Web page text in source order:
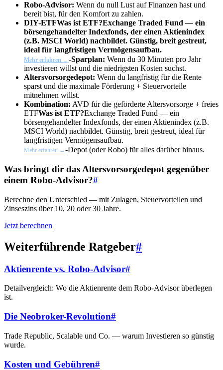
Robo-Advisor: Wenn du null Lust auf Finanzen hast und
bereit bist, für den Komfort zu zahlen.
DIY-ETFWas ist ETF?Exchange Traded Fund — ein
börsengehandelter Indexfonds, der einen Aktienindex
(z.B. MSCI World) nachbildet. Günstig, breit gestreut,
ideal für langfristigen Vermögensaufbau.
Mehr erfahren →-Sparplan: Wenn du 30 Minuten pro Jahr
investieren willst und die niedrigsten Kosten suchst.
Altersvorsorgedepot: Wenn du langfristig für die Rente
sparst und die maximale Förderung + Steuervorteile
mitnehmen willst.
Kombination: AVD für die geförderte Altersvorsorge + freies
ETFWas ist ETF?Exchange Traded Fund — ein
börsengehandelter Indexfonds, der einen Aktienindex (z.B.
MSCI World) nachbildet. Günstig, breit gestreut, ideal für
langfristigen Vermögensaufbau.
Mehr erfahren →-Depot (oder Robo) für alles darüber hinaus.
Was bringt dir das Altersvorsorgedepot gegenüber
einem Robo-Advisor?#
Berechne den Unterschied — mit Zulagen, Steuervorteilen und
Zinseszins über 10, 20 oder 30 Jahre.
Jetzt berechnen
Weiterführende Ratgeber#
Aktienrente vs. Robo-Advisor#
Detailvergleich: Wo die Aktienrente dem Robo-Advisor überlegen
ist.
Die Neobroker-Revolution#
Trade Republic, Scalable und Co. — warum Investieren so günstig
wurde.
Kosten und Gebühren#